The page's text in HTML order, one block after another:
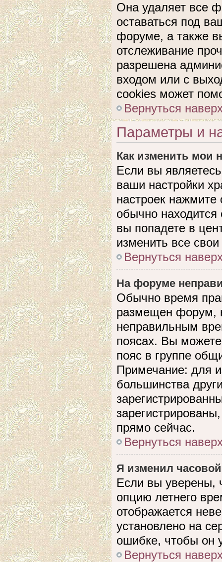
Она удаляет все
оставаться под
форуме, а также
отслеживание
разрешена
входом или с
cookies может
Вернуться
Параметры и
Как изменить мои
Если вы
ваши настройки
настроек нажмите
обычно
вы попадете в
изменить все свои
Вернуться
На форуме
Обычно время
размещен форум,
неправильным
поясах. Вы
пояс в группе
Примечание: для
большинства
прямо сейчас.
Вернуться
Я изменил
Если вы уверены,
опцию летнего
отображается
установлено на
ошибке, чтобы он
Вернуться